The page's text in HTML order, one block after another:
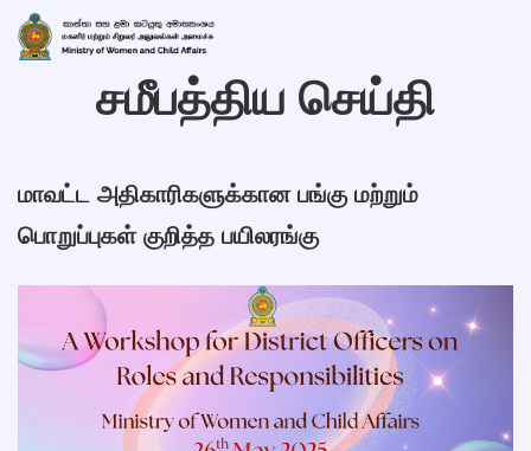
சமீபத்திய செய்தி
மாவட்ட அதிகாரிகளுக்கான பங்கு மற்றும்
பொறுப்புகள் குறித்த பயிலரங்கு